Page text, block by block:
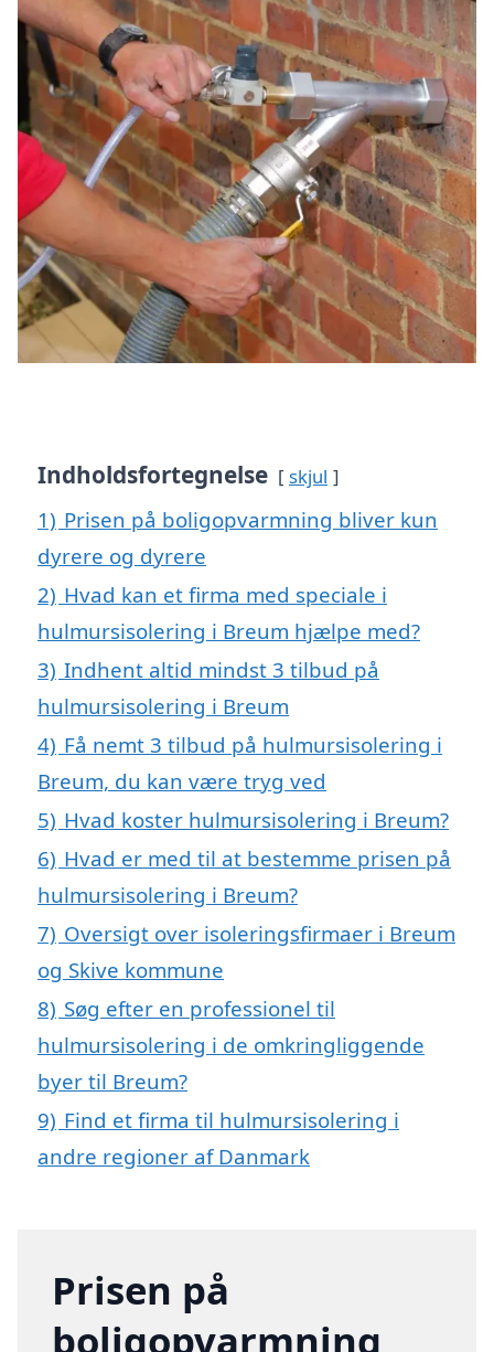
Indholdsfortegnelse skjul
1) Prisen på boligopvarmning bliver kun
dyrere og dyrere
2) Hvad kan et firma med speciale i
hulmursisolering i Breum hjælpe med?
3) Indhent altid mindst 3 tilbud på
hulmursisolering i Breum
4) Få nemt 3 tilbud på hulmursisolering i
Breum, du kan være tryg ved
5) Hvad koster hulmursisolering i Breum?
6) Hvad er med til at bestemme prisen på
hulmursisolering i Breum?
7) Oversigt over isoleringsfirmaer i Breum
og Skive kommune
8) Søg efter en professionel til
hulmursisolering i de omkringliggende
byer til Breum?
9) Find et firma til hulmursisolering i
andre regioner af Danmark
Prisen på
boligopvarmning